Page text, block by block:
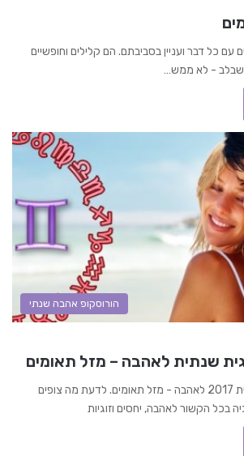
כל דבר ועניין בסביבתם. הם קלילים וחופשיים
שבלב - לא ממש…
הורוסקופ אהבה שנתי
שנתית לאהבה – מזל תאומים
תחזית אסטרולוגית שנתית 2017 לאהבה - מזל תאומים. לדעת מה צופים
בכל הקשור לאהבה, יחסים וזוגיות